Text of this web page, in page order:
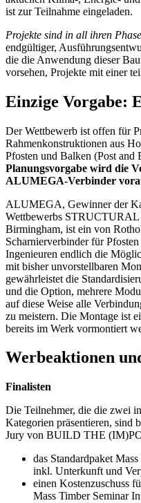
ist zur Teilnahme eingeladen.
Projekte sind in all ihren
endgültiger,
die die Anwendung dieser
vorsehen, Projekte mit einer
Einzige Vorgabe:
Der Wettbewerb ist offen für
Rahmenkonstruktionen aus
Pfosten und Balken (Post and
Planungsvorgabe wird die
ALUMEGA-Verbinder
ALUMEGA, Gewinner der
Wettbewerbs
Birmingham, ist ein von
Scharnierverbinder für
Ingenieuren endlich die
mit bisher unvorstellbaren
gewährleistet die
und die Option, mehrere
auf diese Weise alle
zu meistern. Die Montage ist
bereits im Werk vormontiert
Werbeaktionen
Finalisten
Die Teilnehmer, die die zwei
Kategorien präsentieren, sind
Jury von BUILD THE
das Standardpaket
inkl. Unterkunft und
einen Kostenzuschuss
Mass Timber Seminar